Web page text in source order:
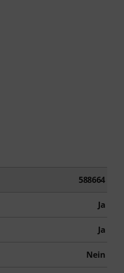
588664
Ja
Ja
Nein